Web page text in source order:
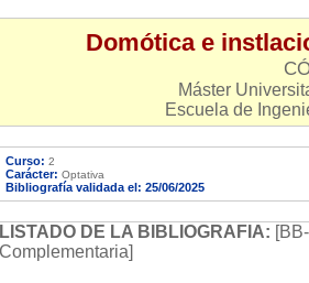
Domótica e
Máster
Escuela de
Curso: 2
Carácter: Optativa
Bibliografía validada el: 25/06/2025
LISTADO DE LA BIBLIOGRAFIA:
Complementaria]